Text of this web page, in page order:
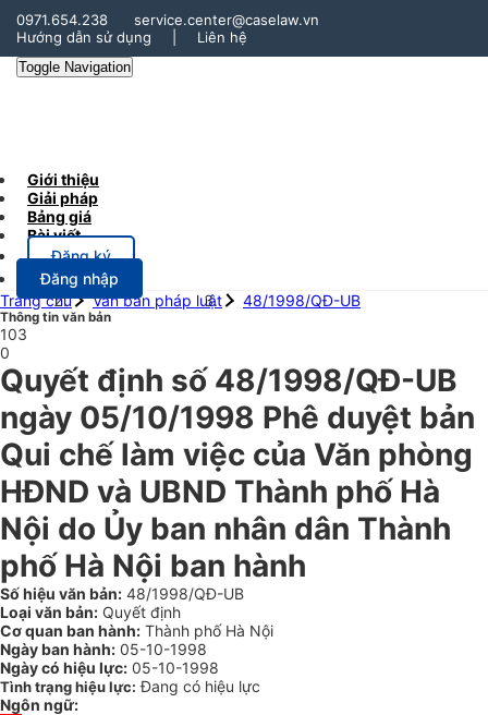
0971.654.238
service.center@caselaw.vn
Hướng dẫn sử dụng
Liên hệ
Toggle Navigation
Giới thiệu
Giải pháp
Bảng giá
Bài viết
Đăng ký
Đăng nhập
Trang chủ
Văn bản pháp luật 48/1998/QĐ-UB
Thông tin văn bản
103
0
Quyết định số 48/1998/QĐ-UB
ngày 05/10/1998 Phê duyệt bản
Qui chế làm việc của Văn phòng
HĐND và UBND Thành phố Hà
Nội do Ủy ban nhân dân Thành
phố Hà Nội ban hành
Số hiệu văn bản: 48/1998/QĐ-UB
Loại văn bản: Quyết định
Cơ quan ban hành: Thành phố Hà Nội
Ngày ban hành: 05-10-1998
Ngày có hiệu lực: 05-10-1998
Tình trạng hiệu lực: Đang có hiệu lực
Ngôn ngữ: